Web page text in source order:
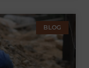
BLOG